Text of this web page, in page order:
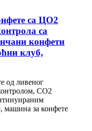
са ЦО2
са
конфети
клуб,